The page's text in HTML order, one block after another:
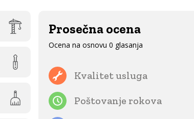
Prosečna ocena
Ocena na osnovu 0 glasanja
Kvalitet usluga
Poštovanje rokova